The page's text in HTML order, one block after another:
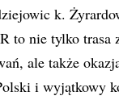
k.
to nie tylko trasa
ale także
i wyjątkowy